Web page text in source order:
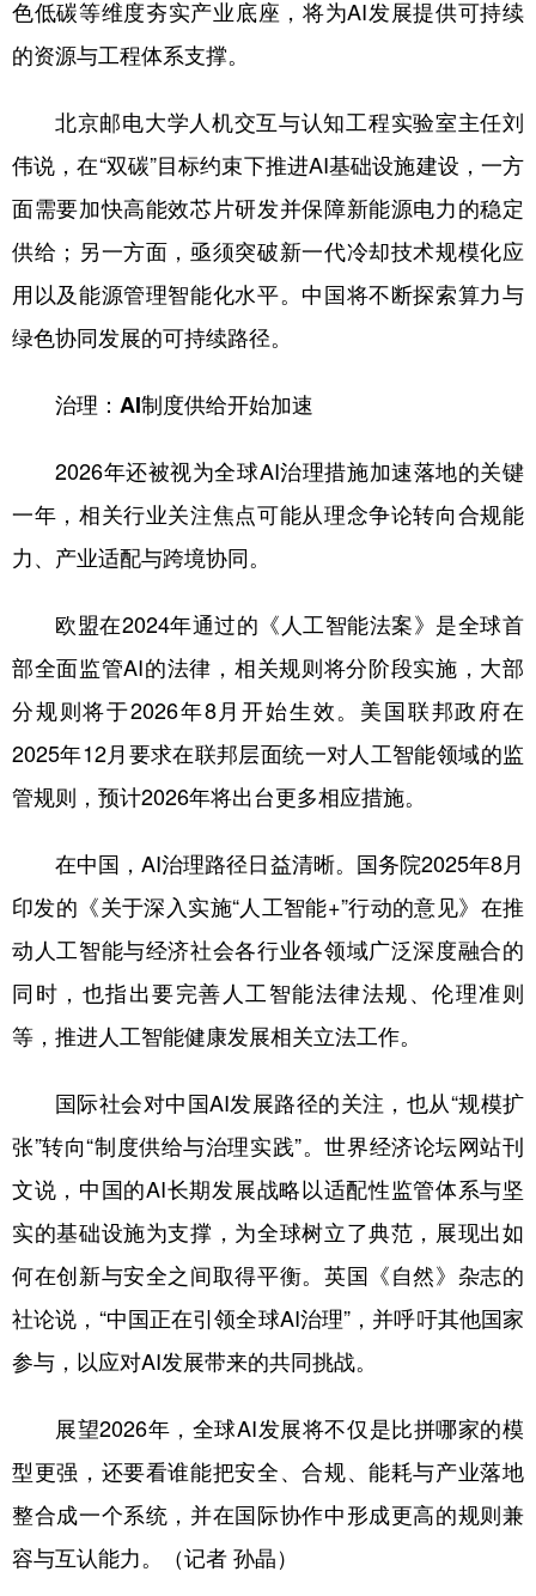
色低碳等维度夯实产业底座，将为AI发展提供可持续
的资源与工程体系支撑。
北京邮电大学人机交互与认知工程实验室主任刘
伟说，在“双碳”目标约束下推进AI基础设施建设，一方
面需要加快高能效芯片研发并保障新能源电力的稳定
供给；另一方面，亟须突破新一代冷却技术规模化应
用以及能源管理智能化水平。中国将不断探索算力与
绿色协同发展的可持续路径。
治理：AI制度供给开始加速
2026年还被视为全球AI治理措施加速落地的关键
一年，相关行业关注焦点可能从理念争论转向合规能
力、产业适配与跨境协同。
欧盟在2024年通过的《人工智能法案》是全球首
部全面监管AI的法律，相关规则将分阶段实施，大部
分规则将于2026年8月开始生效。美国联邦政府在
2025年12月要求在联邦层面统一对人工智能领域的监
管规则，预计2026年将出台更多相应措施。
在中国，AI治理路径日益清晰。国务院2025年8月
印发的《关于深入实施“人工智能+”行动的意见》在推
动人工智能与经济社会各行业各领域广泛深度融合的
同时，也指出要完善人工智能法律法规、伦理准则
等，推进人工智能健康发展相关立法工作。
国际社会对中国AI发展路径的关注，也从“规模扩
张”转向“制度供给与治理实践”。世界经济论坛网站刊
文说，中国的AI长期发展战略以适配性监管体系与坚
实的基础设施为支撑，为全球树立了典范，展现出如
何在创新与安全之间取得平衡。英国《自然》杂志的
社论说，“中国正在引领全球AI治理”，并呼吁其他国家
参与，以应对AI发展带来的共同挑战。
展望2026年，全球AI发展将不仅是比拼哪家的模
型更强，还要看谁能把安全、合规、能耗与产业落地
整合成一个系统，并在国际协作中形成更高的规则兼
容与互认能力。（记者 孙晶）